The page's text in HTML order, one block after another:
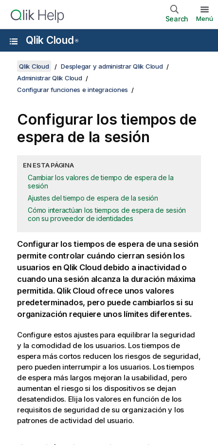
Search Menú
Qlik Cloud ®
Qlik Cloud
Desplegar y administrar Qlik Cloud
Administrar Qlik Cloud
Configurar funciones e integraciones
Configurar los tiempos de
espera de la sesión
EN ESTA PÁGINA
Cambiar los valores de tiempo de espera de la
sesión
Ajustes del tiempo de espera de la sesión
Cómo interactúan los tiempos de espera de sesión
con su proveedor de identidades
Configurar los tiempos de espera de una sesión
permite controlar cuándo cierran sesión los
usuarios en Qlik Clouddebido a inactividad o
cuando una sesión alcanza la duración máxima
permitida. Qlik Cloudofrece unos valores
predeterminados, pero puede cambiarlos si su
organización requiere unos límites diferentes.
Configure estos ajustes para equilibrar la seguridad
y la comodidad de los usuarios. Los tiempos de
espera más cortos reducen los riesgos de seguridad,
pero pueden interrumpir a los usuarios. Los tiempos
de espera más largos mejoran la usabilidad, pero
aumentan el riesgo si los dispositivos se dejan
desatendidos. Elija los valores en función de los
requisitos de seguridad de su organización y los
patrones de actividad del usuario.